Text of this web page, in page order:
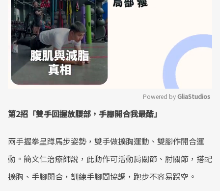
Powered by GliaStudios
第2招「雙手回握放腰部，手腳開合我最酷」
兩手握拳呈蹲馬步姿勢，雙手做擴胸運動、雙腳作開合運
動。簡文仁治療師說，此動作可活動肩關節、肘關節，搭配
擴胸、手腳開合，訓練手腳間協調，跑步不容易踩空。